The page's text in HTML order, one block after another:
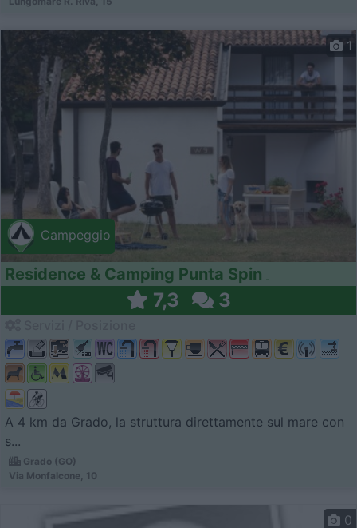
Campeggio
1
Residence & Camping Punta Spin
7,3 3
A 4 km da Grado, la struttura direttamente sul mare con
s...
Grado (GO)
Via Monfalcone, 10
0